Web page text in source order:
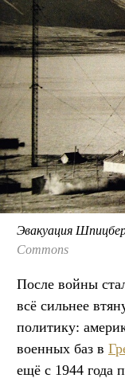
Эвакуация
Commons
После войны
всё сильнее
политику:
военных баз в
ещё с 1944 года